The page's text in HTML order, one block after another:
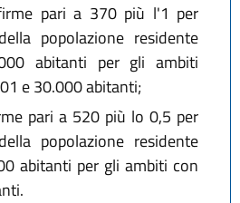
pari a 370 più l'1 per
popolazione residente
abitanti per gli ambiti
e 30.000 abitanti;
pari a 520 più lo 0,5 per
popolazione residente
abitanti per gli ambiti con